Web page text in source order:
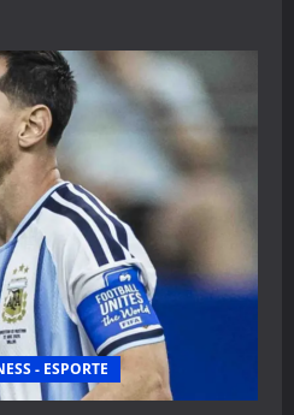
- ESPORTE